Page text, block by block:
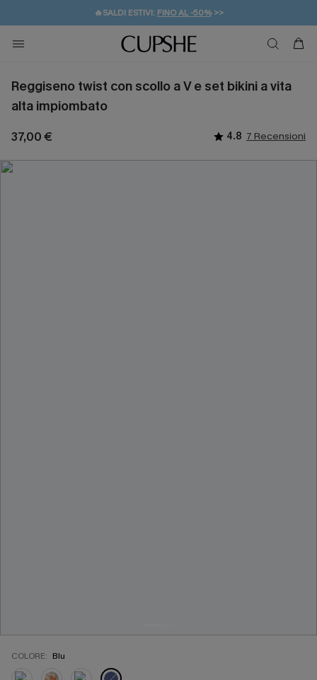
🔥SALDI ESTIVI: FINO AL -50%>>
🚚SPEDIZIONE GRATUITA DA 49€
💌REGALO PER I NUOVI: 20% DI SCONTO*
Reggiseno twist con scollo a V e set bikini a vita
alta impiombato
37,00 € 4.8 7 Recensioni
COLORE: Blu